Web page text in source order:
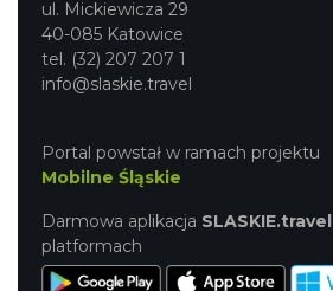
ul. Mickiewicza 29
40-085 Katowice
tel. (32) 207 207 1
info@slaskie.travel
Portal powstał w ramach projektu
Mobilne Śląskie
Darmowa aplikacja SLASKIE.travel
platformach